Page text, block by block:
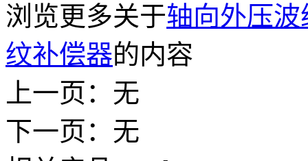
浏览更多关于轴向外压
纹补偿器的内容
上一页：无
下一页：无